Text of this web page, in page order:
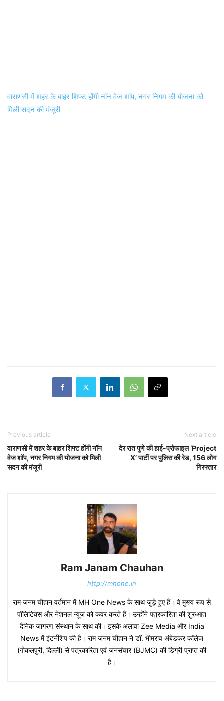
वाराणसी में शहर के बाहर शिफ्ट होंगी नॉन वेज शॉप, नगर निगम की योजना को
मिली सदन की मंजूरी
Previous article
वाराणसी में शहर के बाहर शिफ्ट होंगी नॉन
वेज शॉप, नगर निगम की योजना को मिली
सदन की मंजूरी
Next article
देर रात पुणे की हाई-प्रोफाइल ‘Project
X’ पार्टी पर पुलिस की रेड, 156 लोग
गिरफ्तार
Ram Janam Chauhan
http://mhone.in
राम जनम चौहान वर्तमान में MH One News के साथ जुड़े हुए हैं। वे मुख्य रूप से
पॉलिटिक्स और नेशनल न्यूज़ को कवर करते हैं। उन्होंने पत्रकारिता की शुरुआत
दैनिक जागरण संस्थान के साथ की। इसके अलावा Zee Media और India
News में इंटर्नशिप की है। राम जनम चौहान ने डॉ. भीमराव अंबेडकर कॉलेज
(गोकलपुरी, दिल्ली) से पत्रकारिता एवं जनसंचार (BJMC) की डिग्री प्राप्त की
है।